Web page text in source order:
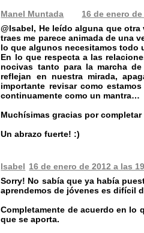
Manel Muntada
16 de enero
@Isabel, He leído alguna que
traes me parece animada de una
lo que algunos necesitamos todo
En lo que respecta a las
nocivas tanto para la marcha
reflejan en nuestra mirada,
importante revisar como
continuamente como un mantra…
Muchísimas gracias por
Un abrazo fuerte! :)
Isabel 16 de enero de 2012 a las
Sorry! No sabía que ya había
aprendemos de jóvenes es difícil
Completamente de acuerdo en lo
que se aporta.